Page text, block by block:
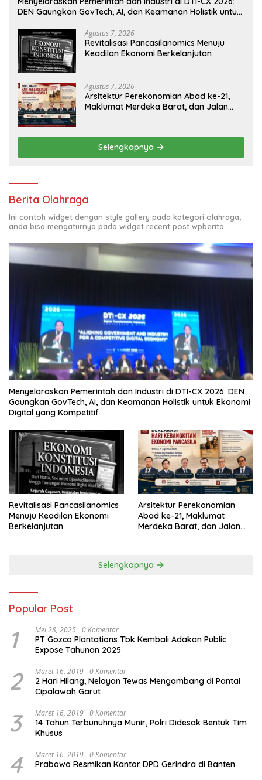
DEN Gaungkan GovTech, AI, dan Keamanan Holistik untuk
Agustus 7, 2026
Revitalisasi Pancasilanomics Menuju
Keadilan Ekonomi Berkelanjutan
Agustus 7, 2026
Arsitektur Perekonomian Abad ke-21,
Maklumat Merdeka Barat, dan Jalan
Selengkapnya
Berita Olahraga
Ini contoh widget dengan style gallery pada kategori olahraga,
anda bisa mengaturnya pada widget recent post wpberita.
Menyelaraskan Pemerintah dan Industri di DTI-CX 2026: DEN
Gaungkan GovTech, AI, dan Keamanan Holistik untuk Ekonomi
Digital yang Kompetitif
Revitalisasi Pancasilanomics
Menuju Keadilan Ekonomi
Berkelanjutan
Arsitektur Perekonomian
Abad ke-21, Maklumat
Merdeka Barat, dan Jalan
Selengkapnya
Popular Post
1 Mei 28, 2025 0 Komentar
PT Gozco Plantations Tbk Kembali Adakan Public
Expose Tahunan 2025
2 Maret 16, 2019 0 Komentar
2 Hari Hilang, Nelayan Tewas Mengambang di Pantai
Cipalawah Garut
3 Maret 16, 2019 0 Komentar
14 Tahun Terbunuhnya Munir, Polri Didesak Bentuk Tim
Khusus
4 Maret 16, 2019 0 Komentar
Prabowo Resmikan Kantor DPD Gerindra di Banten